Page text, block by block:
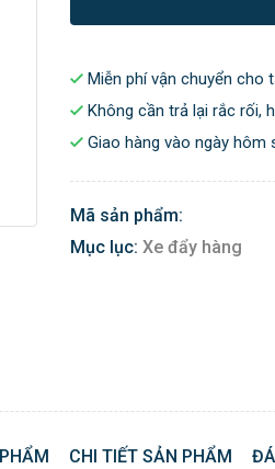
Miễn phí vận chuyển cho
Không cần trả lại rắc rối,
Giao hàng vào ngày hôm
Mã sản phẩm:
Mục lục: Xe đẩy hàng
CHI TIẾT SẢN PHẨM